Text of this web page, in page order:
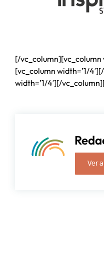
[/vc_column][vc_column
[vc_column width=’1/
width=’1/4′][/
Ver